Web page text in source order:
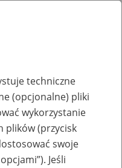
lub
pracy
techniczne
(opcjonalne) pliki
wykorzystanie
plików (przycisk
swoje
Jeśli